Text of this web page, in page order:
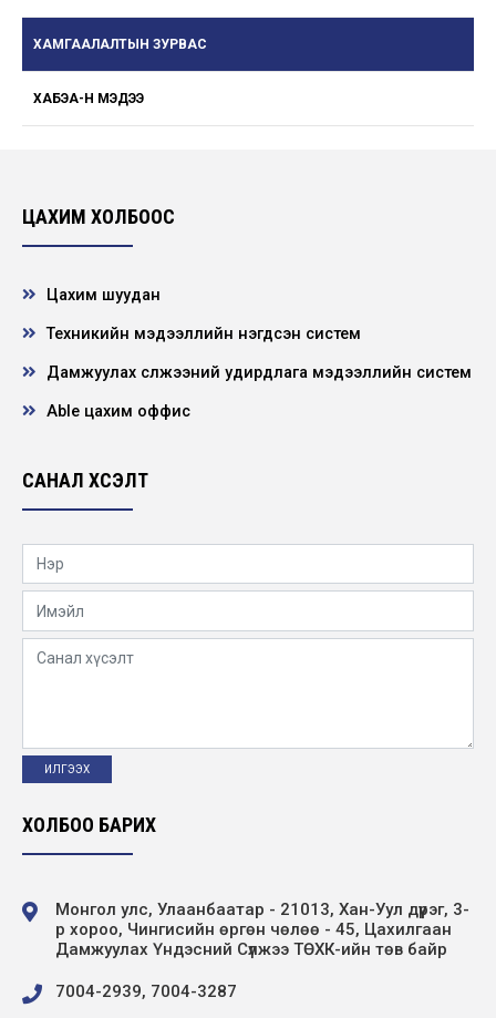
ХАМГААЛАЛТЫН ЗУРВАС
ХАБЭА-Н МЭДЭЭ
ЦАХИМ ХОЛБООС
Цахим шуудан
Техникийн мэдээллийн нэгдсэн систем
Дамжуулах сүлжээний удирдлага мэдээллийн систем
Able цахим оффис
САНАЛ ХҮСЭЛТ
ХОЛБОО БАРИХ
Монгол улс, Улаанбаатар - 21013, Хан-Уул дүүрэг, 3-
р хороо, Чингисийн өргөн чөлөө - 45, Цахилгаан
Дамжуулах Үндэсний Сүлжээ ТӨХК-ийн төв байр
7004-2939, 7004-3287